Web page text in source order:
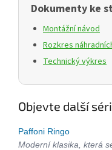
Dokumenty ke
Montážní návod
Rozkres
Technický výkres
Objevte další
Paffoni Ringo
Moderní klasika, která